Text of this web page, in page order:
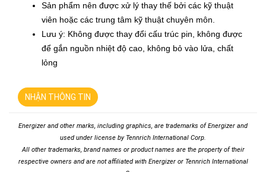
Sản phẩm nên được xử lý thay thế bởi các kỹ thuật
viên hoặc các trung tâm kỹ thuật chuyên môn.
Lưu ý: Không được thay đổi cấu trúc pin, không được
để gắn nguồn nhiệt độ cao, không bỏ vào lửa, chất
lỏng
NHẬN THÔNG TIN
Energizer and other marks, including graphics, are trademarks of Energizer and
used under license by Tennrich International Corp.
All other trademarks, brand names or product names are the property of their
respective owners and are not affiliated with Energizer or Tennrich International